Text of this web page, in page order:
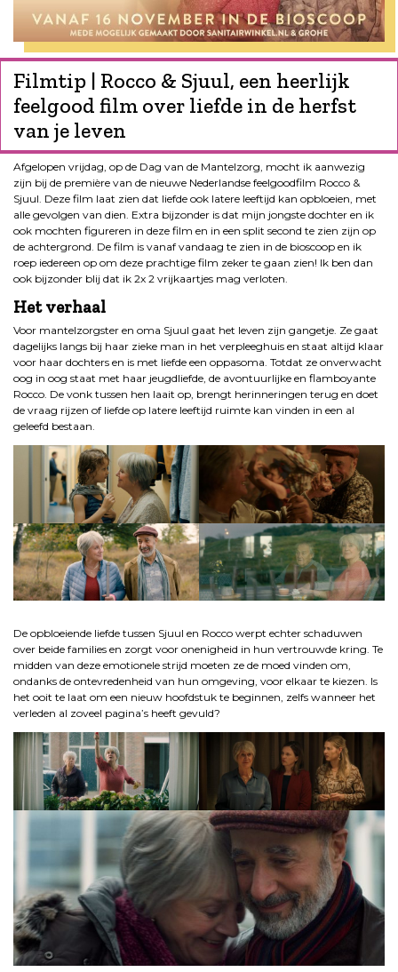
Filmtip | Rocco & Sjuul, een heerlijk
feelgood film over liefde in de herfst
van je leven
Afgelopen vrijdag, op de Dag van de Mantelzorg, mocht ik aanwezig
zijn bij de première van de nieuwe Nederlandse feelgoodfilm Rocco &
Sjuul. Deze film laat zien dat liefde ook latere leeftijd kan opbloeien, met
alle gevolgen van dien. Extra bijzonder is dat mijn jongste dochter en ik
ook mochten figureren in deze film en in een split second te zien zijn op
de achtergrond. De film is vanaf vandaag te zien in de bioscoop en ik
roep iedereen op om deze prachtige film zeker te gaan zien! Ik ben dan
ook bijzonder blij dat ik 2x 2 vrijkaartjes mag verloten.
Het verhaal
Voor mantelzorgster en oma Sjuul gaat het leven zijn gangetje. Ze gaat
dagelijks langs bij haar zieke man in het verpleeghuis en staat altijd klaar
voor haar dochters en is met liefde een oppasoma. Totdat ze onverwacht
oog in oog staat met haar jeugdliefde, de avontuurlijke en flamboyante
Rocco. De vonk tussen hen laait op, brengt herinneringen terug en doet
de vraag rijzen of liefde op latere leeftijd ruimte kan vinden in een al
geleefd bestaan.
De opbloeiende liefde tussen Sjuul en Rocco werpt echter schaduwen
over beide families en zorgt voor onenigheid in hun vertrouwde kring. Te
midden van deze emotionele strijd moeten ze de moed vinden om,
ondanks de ontevredenheid van hun omgeving, voor elkaar te kiezen. Is
het ooit te laat om een nieuw hoofdstuk te beginnen, zelfs wanneer het
verleden al zoveel pagina’s heeft gevuld?